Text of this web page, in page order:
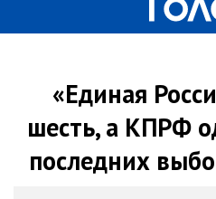
«Единая
шесть, а КПРФ
последних